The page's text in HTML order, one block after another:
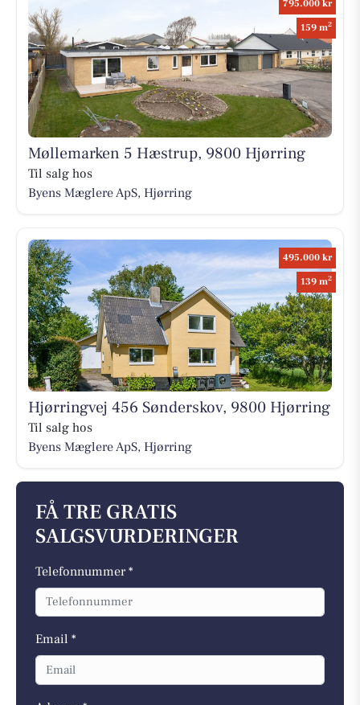
795.000 kr
159 m2
Møllemarken 5 Hæstrup, 9800 Hjørring
Til salg hos
Byens Mæglere ApS, Hjørring
495.000 kr
139 m2
Hjørringvej 456 Sønderskov, 9800 Hjørring
Til salg hos
Byens Mæglere ApS, Hjørring
FÅ TRE GRATIS
SALGSVURDERINGER
Telefonnummer *
Email *